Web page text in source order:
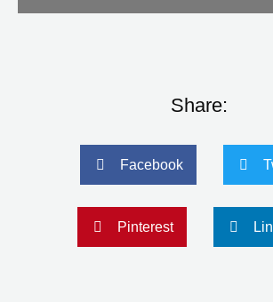
Share:
Facebook
Pinterest